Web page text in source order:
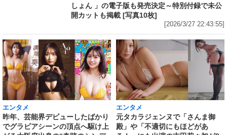
しょん 」の電子版も発売決定～特別付録で未公
開カットも掲載 [写真10枚]
[2026/3/27 22:43:55]
エンタメ
昨年、芸能界デビューしたばかり
でグラビアシーンの頂点へ駆け上
エンタメ
元タカラジェンヌで「さんま御
殿」や「不適切にもほどがあ